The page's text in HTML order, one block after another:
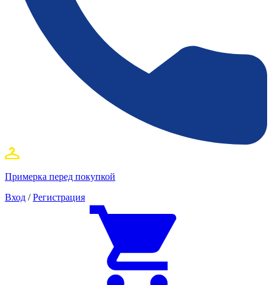
Примерка перед покупкой
Вход / Регистрация